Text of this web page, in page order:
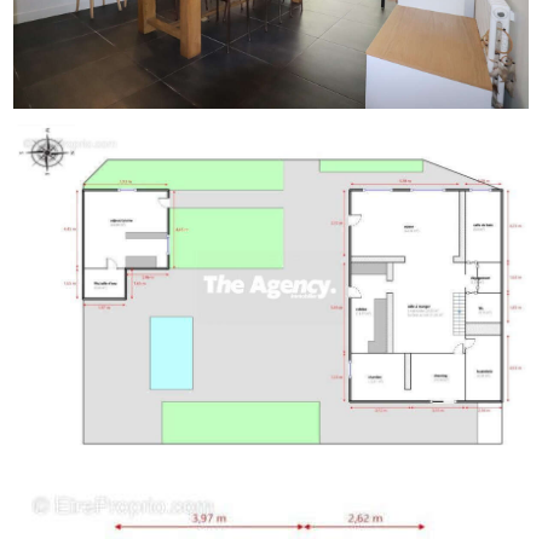
Honoraires inclus de 3.69% TTC à la charge de
l'acquéreur. Prix hors honoraires 675 000 . Classe énergie
C, Classe climat B Montant estimé des dépenses
annuelles d'énergie pour un usage standard : entre
1030.00  et 1460.00  sur les années 2021, 2022 et 2023
(abonnements compris). Les informations sur les risques
auxquels ce bien est exposé sont disponibles sur le site
Géorisques : georisques.gouv.fr. .
' THE AGENCY IMMO, la méthode pour une transaction